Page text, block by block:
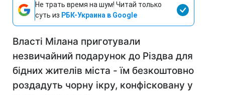
Не трать время на шум! Читай только
суть из РБК-Украина в Google
Власті Мілана приготували
незвичайний подарунок до Різдва для
бідних жителів міста - їм безкоштовно
роздадуть чорну ікру, конфісковану у